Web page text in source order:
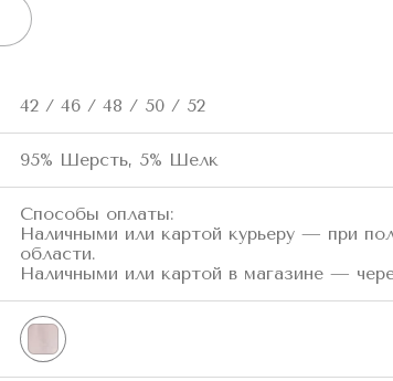
42 / 46 / 48 / 50 / 52
95% Шерсть, 5% Шелк
Способы оплаты:
Наличными или картой курьеру — при
области.
Наличными или картой в магазине —